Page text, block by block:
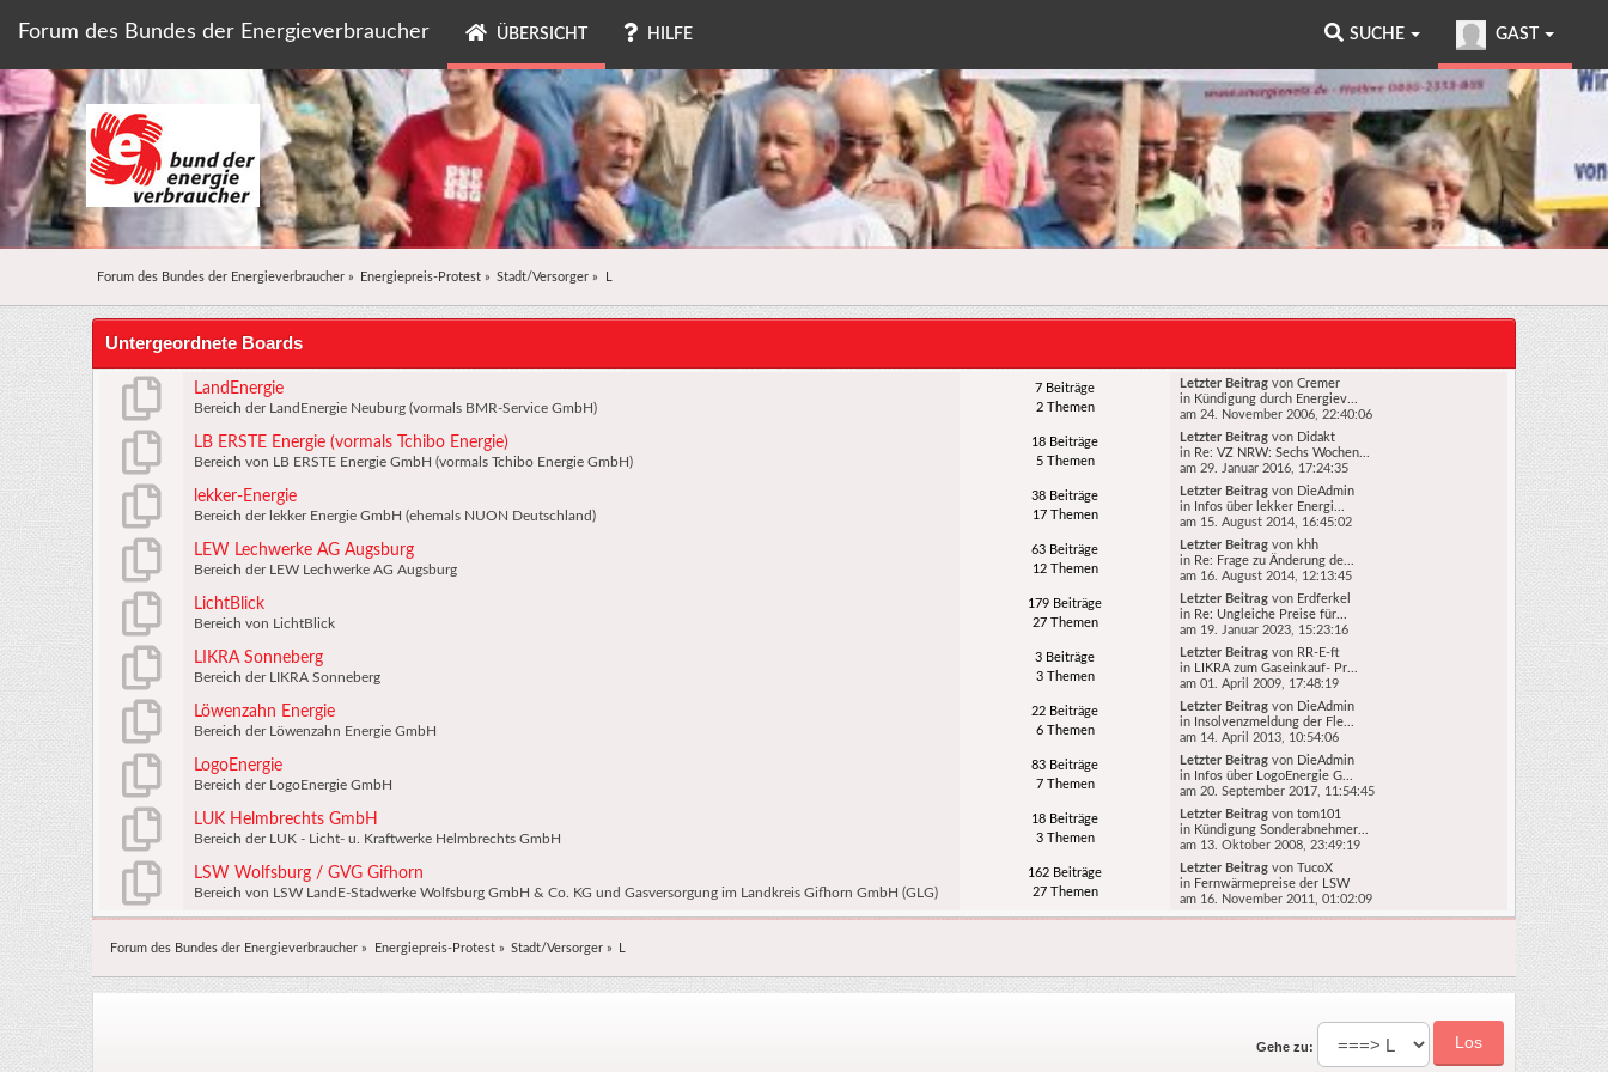
Forum des Bundes der Energieverbraucher ÜBERSICHT HILFE GAST
SUCHE
Forum des Bundes der Energieverbraucher» Energiepreis-Protest » Stadt/Versorger »
Untergeordnete Boards
LandEnergie
Bereich der LandEnergie Neuburg (vormals BMR-Service GmbH)
7 Beiträge
2 Themen
Letzter Beitragvon Cremer
in Kündigung durch Energiev...
am 24. November 2006, 22:40:06
LB ERSTE Energie (vormals Tchibo Energie)
Bereich von LB ERSTE Energie GmbH (vormals Tchibo Energie GmbH)
18 Beiträge
5 Themen
Letzter Beitragvon Didakt
in Re: VZ NRW: Sechs Wochen...
am 29. Januar 2016, 17:24:35
lekker-Energie
Bereich der lekker Energie GmbH (ehemals NUON Deutschland)
38 Beiträge
17 Themen
Letzter Beitragvon DieAdmin
in Infos über lekker Energi...
am 15. August 2014, 16:45:02
LEW Lechwerke AG Augsburg
Bereich der LEW Lechwerke AG Augsburg
63 Beiträge
12 Themen
Letzter Beitragvon khh
in Re: Frage zu Änderung de...
am 16. August 2014, 12:13:45
LichtBlick
Bereich von LichtBlick
179 Beiträge
27 Themen
Letzter Beitragvon Erdferkel
in Re: Ungleiche Preise für...
am 19. Januar 2023, 15:23:16
LIKRA Sonneberg
Bereich der LIKRA Sonneberg
3 Beiträge
3 Themen
Letzter Beitragvon RR-E-ft
in
LIKRA zum Gaseinkauf- Pr...
am 01. April 2009, 17:48:19
Löwenzahn Energie
Bereich der Löwenzahn Energie GmbH
22 Beiträge
6 Themen
Letzter Beitragvon DieAdmin
in Insolvenzmeldung der Fle...
am 14. April 2013, 10:54:06
LogoEnergie
Bereich der LogoEnergie GmbH
83 Beiträge
7 Themen
Letzter Beitragvon DieAdmin
in Infos über LogoEnergie G...
am 20. September 2017, 11:54:45
LUK Helmbrechts GmbH
Bereich der LUK - Licht- u. Kraftwerke Helmbrechts GmbH
18 Beiträge
3 Themen
Letzter Beitragvon tom101
in Kündigung Sonderabnehmer...
am 13. Oktober 2008, 23:49:19
LSW Wolfsburg / GVG Gifhorn
Bereich von LSW LandE-Stadwerke Wolfsburg GmbH & Co. KG und Gasversorgung im Landkreis Gifhorn GmbH (GLG)
162 Beiträge
27 Themen
Letzter Beitragvon TucoX
in Fernwärmepreise der LSW
am 16. November 2011, 01:02:09
Forum des Bundes der Energieverbraucher » Energiepreis-Protest» Stadt/Versorger» L
Gehe zu: